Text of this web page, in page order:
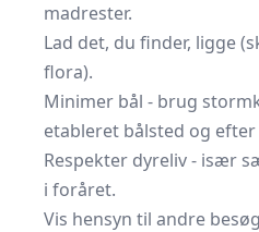
madrester.
Lad det, du finder, ligge
flora).
Minimer bål - brug
etableret bålsted og
Respekter dyreliv - især
i foråret.
Vis hensyn til andre